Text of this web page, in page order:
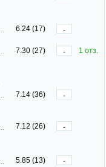
6.24 (17)
-
7.30 (27) -
1 отз.
7.14 (36)
-
7.12 (26)
-
5.85 (13)
-